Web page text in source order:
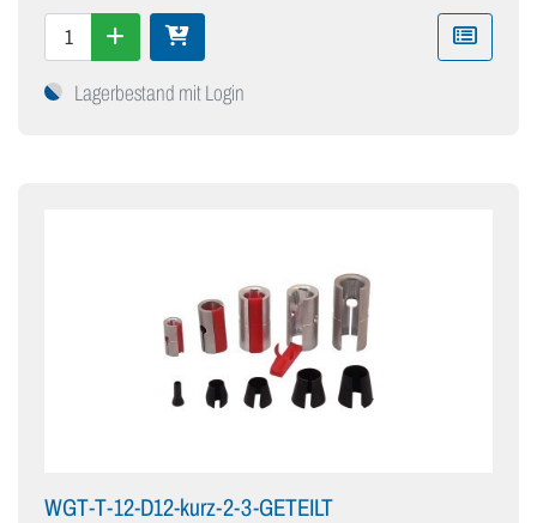
Lagerbestand mit Login
WGT-T-12-D12-kurz-2-3-GETEILT